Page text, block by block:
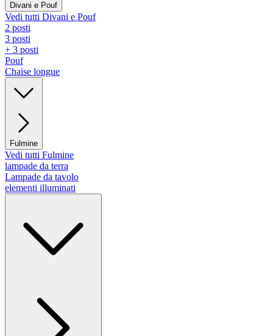
Divani e Pouf
Vedi tutti Divani e Pouf
2 posti
3 posti
+ 3 posti
Pouf
Chaise longue
Fulmine
Vedi tutti Fulmine
lampade da terra
Lampade da tavolo
elementi illuminati